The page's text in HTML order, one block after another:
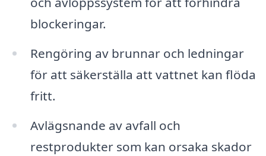
blockeringar.
Rengöring av brunnar och ledningar
för att säkerställa att vattnet kan flöda
fritt.
Avlägsnande av avfall och
restprodukter som kan orsaka skador